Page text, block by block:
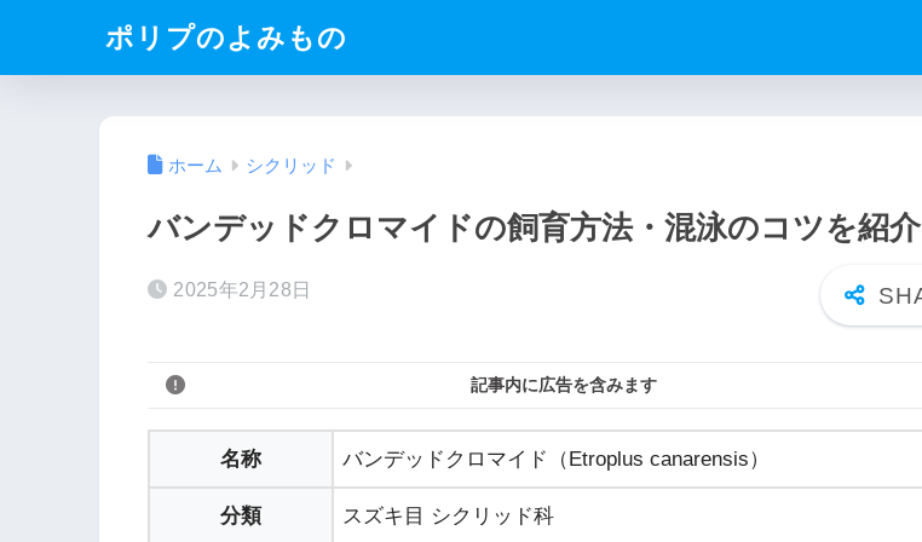
ポリプのよみもの
ホーム シクリッド
バンデッドクロマイドの飼育方法・混泳のコツを紹介
2025年2月28日
記事内に広告を含みます
名称 バンデッドクロマイド（Etroplus canarensis）
分類 スズキ目 シクリッド科